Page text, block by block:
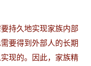
持久地实现家族内部
要得到外部人的长期
现的。因此，家族精